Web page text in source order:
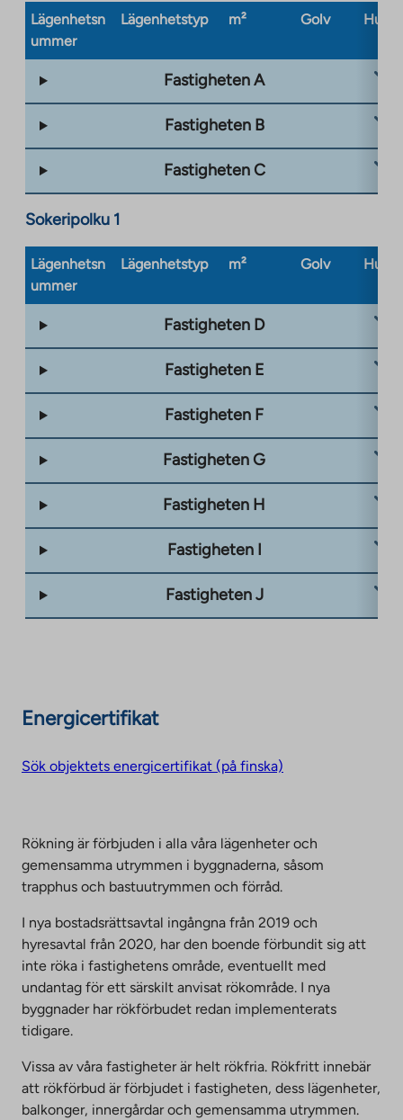
Lägenhetsn
ummer
Lägenhetstyp m² Golv
Fastigheten A
Fastigheten B
Fastigheten C
Sokeripolku 1
Lägenhetsn
ummer
Lägenhetstyp m² Golv
Fastigheten D
Fastigheten E
Fastigheten F
Fastigheten G
Fastigheten H
Fastigheten I
Fastigheten J
Energicertifikat
Sök objektets energicertifikat (på finska)
Rökning är förbjuden i alla våra lägenheter och
gemensamma utrymmen i byggnaderna, såsom
trapphus och bastuutrymmen och förråd.
I nya bostadsrättsavtal ingångna från 2019 och
hyresavtal från 2020, har den boende förbundit sig att
inte röka i fastighetens område, eventuellt med
undantag för ett särskilt anvisat rökområde. I nya
byggnader har rökförbudet redan implementerats
tidigare.
Vissa av våra fastigheter är helt rökfria. Rökfritt innebär
att rökförbud är förbjudet i fastigheten, dess lägenheter,
balkonger, innergårdar och gemensamma utrymmen.